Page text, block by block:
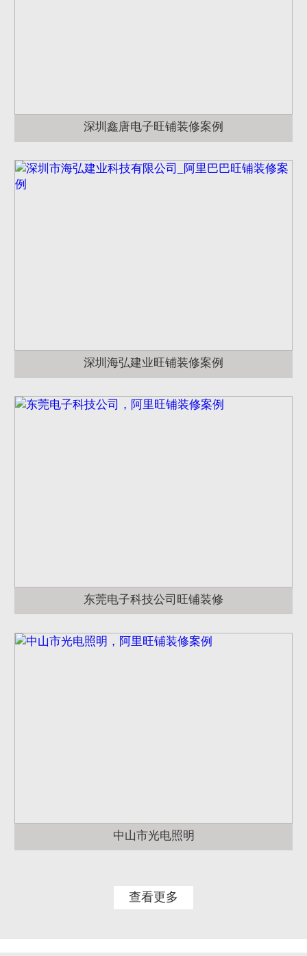
深圳鑫唐电子旺铺装修案例
深圳海弘建业旺铺装修案例
东莞电子科技公司旺铺装修
中山市光电照明
查看更多